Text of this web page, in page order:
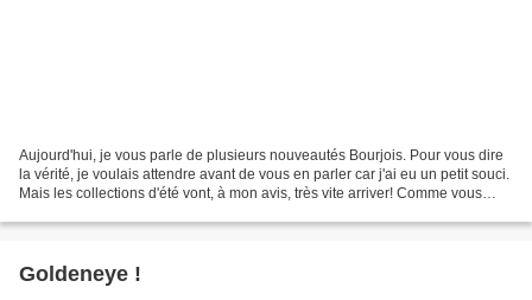
Aujourd'hui, je vous parle de plusieurs nouveautés Bourjois. Pour vous dire
la vérité, je voulais attendre avant de vous en parler car j'ai eu un petit souci.
Mais les collections d'été vont, à mon avis, très vite arriver! Comme vous
Goldeneye !